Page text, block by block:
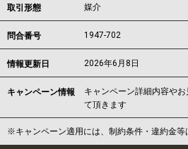
取引形態 媒介
問合番号 1947-702
情報更新日 2026年6月8日
キャンペーン情報
キャンペーン詳細内容や
て頂きます
※キャンペーン適用には、制約条件・違約金等